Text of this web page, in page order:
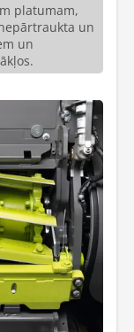
platumam,
un
un